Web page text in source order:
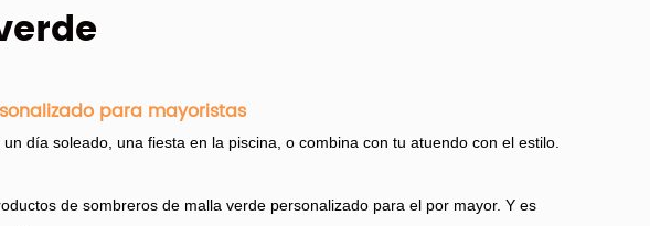
para mayoristas
día soleado, una fiesta en la piscina, o combina con tu atuendo con el estilo.
de sombreros de malla verde personalizado para el por mayor. Y es